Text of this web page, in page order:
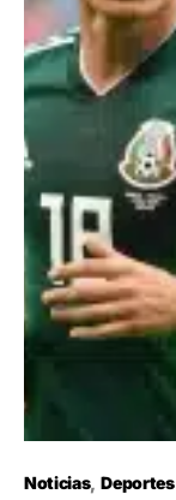
Noticias Deportes